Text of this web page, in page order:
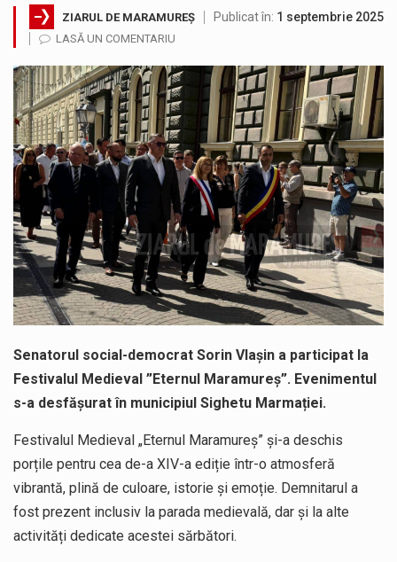
Testarea independentă a sistemului e-Terra, realizată de STS, DNSC și Cyberint, a mai parcurs o rundă de evaluare. Un număr…
Vremea va fi caniculară. Disconfortul termic va fi accentuat, iar indicele temperatură-umezeală (ITU) va depăși pragul critic de 80 de…
COD GALBEN. Interval de valabilitate: 07 august, ora 12.00 – 07 august, ora 23.00 / Fenomene vizate: instabilitate atmosferică, intensificări…
Proiectul de lege privind Strategia națională pentru conservarea biodiversității a fost din nou dezbătut ieri și în final adoptat de…
Pe scurt. Statuia lui PINTEA VITEAZU din fața Jandarmeriei Maramures a ajuns să fie zilele acestea mărul discordiei între administrații.…
Noile statii de călători, achizitionate la preț de garsonieră per bucată, dezamăgesc total cetățenii care folosesc mijloacele de transport în…
ZIARUL DE MARAMUREȘ Publicat în: 1 septembrie 2025
LASĂ UN COMENTARIU
Senatorul social-democrat Sorin Vlașin a participat la
Festivalul Medieval ”Eternul Maramureș”. Evenimentul
s-a desfășurat în municipiul Sighetu Marmației.
Festivalul Medieval „Eternul Maramureș” și-a deschis
porțile pentru cea de-a XIV-a ediție într-o atmosferă
vibrantă, plină de culoare, istorie și emoție. Demnitarul a
fost prezent inclusiv la parada medievală, dar și la alte
activități dedicate acestei sărbători.